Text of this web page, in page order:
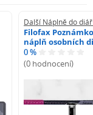
Další Náplně do
Filofax
náplň osobních
0 %
(0 hodnocení)